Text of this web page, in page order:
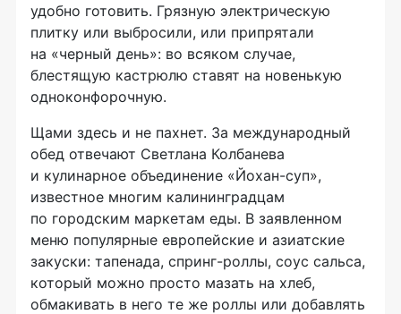
удобно готовить. Грязную электрическую
плитку или выбросили, или припрятали
на «черный день»: во всяком случае,
блестящую кастрюлю ставят на новенькую
одноконфорочную.
Щами здесь и не пахнет. За международный
обед отвечают Светлана Колбанева
и кулинарное объединение «Йохан-суп»,
известное многим калининградцам
по городским маркетам еды. В заявленном
меню популярные европейские и азиатские
закуски: тапенада, спринг-роллы, соус сальса,
который можно просто мазать на хлеб,
обмакивать в него те же роллы или добавлять